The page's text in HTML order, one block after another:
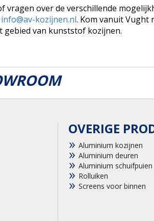
over de verschillende
info@av-kozijnen.nl. Kom vanuit Vught
van kunststof kozijnen.
OVERIGE
Aluminium kozijnen
Aluminium deuren
Aluminium schuifpuien
Rolluiken
Screens voor binnen